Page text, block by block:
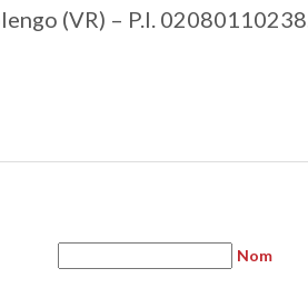
(VR) – P.I.
Nom